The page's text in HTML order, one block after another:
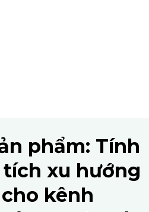
phẩm: Tính
xu hướng
kênh